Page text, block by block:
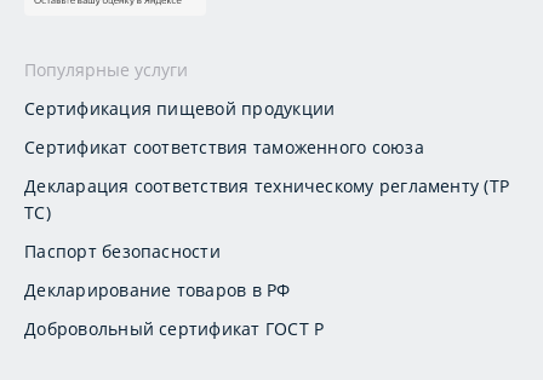
Популярные услуги
Сертификация пищевой продукции
Сертификат соответствия таможенного союза
Декларация соответствия техническому регламенту (ТР
ТС)
Паспорт безопасности
Декларирование товаров в РФ
Добровольный сертификат ГОСТ Р